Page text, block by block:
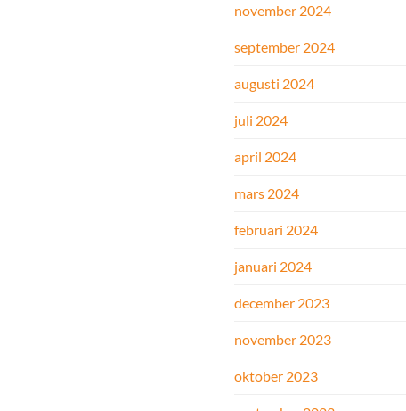
november 2024
september 2024
augusti 2024
juli 2024
april 2024
mars 2024
februari 2024
januari 2024
december 2023
november 2023
oktober 2023